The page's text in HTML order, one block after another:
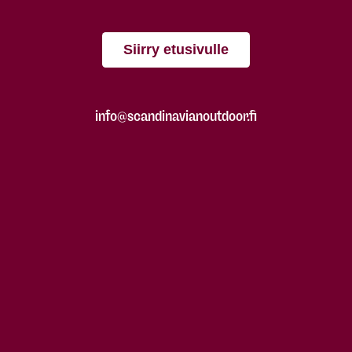
Siirry etusivulle
info@scandinavianoutdoor.fi